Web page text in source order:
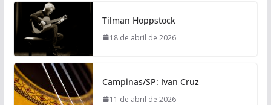
Tilman Hoppstock
18 de abril de 2026
Campinas/SP: Ivan Cruz
11 de abril de 2026